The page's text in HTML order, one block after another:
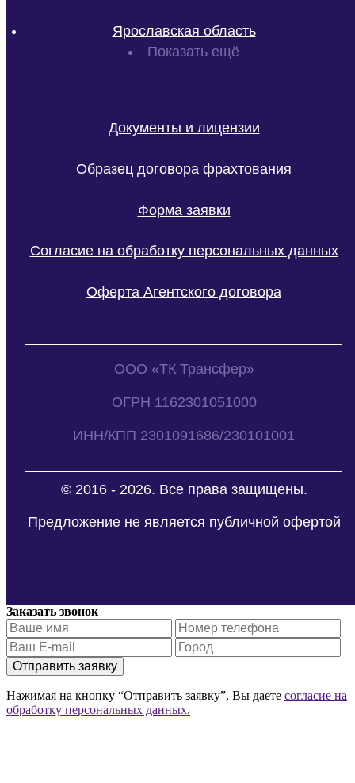
Ярославская область
Показать ещё
Документы и лицензии
Образец договора фрахтования
Форма заявки
Согласие на обработку персональных данных
Оферта Агентского договора
ООО «ТК Трансфер»
ОГРН 1162301051000
ИНН/КПП 2301091686/230101001
© 2016 - 2026. Все права защищены.
Предложение не является публичной офертой
Заказать звонок
Отправить заявку
Нажимая на кнопку “Отправить заявку”, Вы даете согласие на
обработку персональных данных.